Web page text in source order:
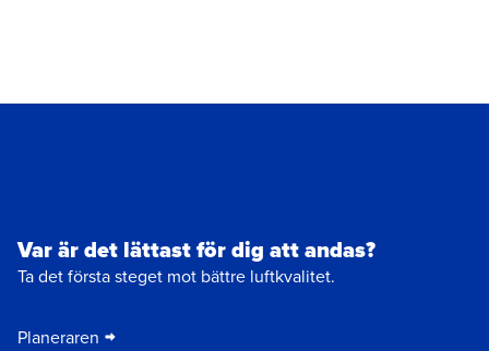
Var är det lättast för dig att andas?
Ta det första steget mot bättre luftkvalitet.
Planeraren